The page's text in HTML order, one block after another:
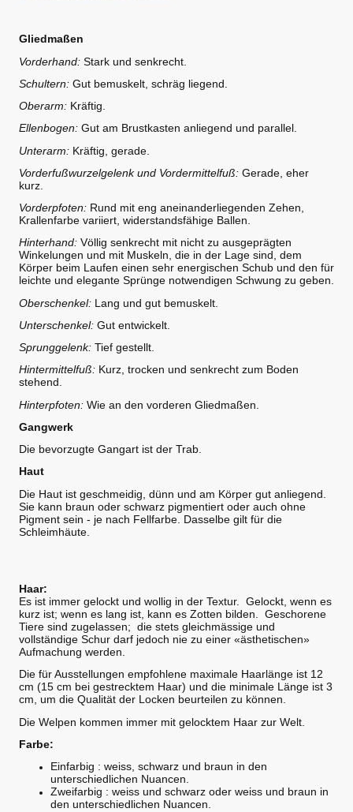
Gliedmaßen
Vorderhand: Stark und senkrecht.
Schultern: Gut bemuskelt, schräg liegend.
Oberarm: Kräftig.
Ellenbogen: Gut am Brustkasten anliegend und parallel.
Unterarm: Kräftig, gerade.
Vorderfußwurzelgelenk und Vordermittelfuß: Gerade, eher
kurz.
Vorderpfoten: Rund mit eng aneinanderliegenden Zehen,
Krallenfarbe variiert, widerstandsfähige Ballen.
Hinterhand: Völlig senkrecht mit nicht zu ausgeprägten
Winkelungen und mit Muskeln, die in der Lage sind, dem
Körper beim Laufen einen sehr energischen Schub und den für
leichte und elegante Sprünge notwendigen Schwung zu geben.
Oberschenkel: Lang und gut bemuskelt.
Unterschenkel: Gut entwickelt.
Sprunggelenk: Tief gestellt.
Hintermittelfuß: Kurz, trocken und senkrecht zum Boden
stehend.
Hinterpfoten: Wie an den vorderen Gliedmaßen.
Gangwerk
Die bevorzugte Gangart ist der Trab.
Haut
Die Haut ist geschmeidig, dünn und am Körper gut anliegend.
Sie kann braun oder schwarz pigmentiert oder auch ohne
Pigment sein - je nach Fellfarbe. Dasselbe gilt für die
Schleimhäute.
Haar:
Es ist immer gelockt und wollig in der Textur. Gelockt, wenn es
kurz ist; wenn es lang ist, kann es Zotten bilden. Geschorene
Tiere sind zugelassen; die stets gleichmässige und
vollständige Schur darf jedoch nie zu einer «ästhetischen»
Aufmachung werden.
Die für Ausstellungen empfohlene maximale Haarlänge ist 12
cm (15 cm bei gestrecktem Haar) und die minimale Länge ist 3
cm, um die Qualität der Locken beurteilen zu können.
Die Welpen kommen immer mit gelocktem Haar zur Welt.
Farbe:
Einfarbig : weiss, schwarz und braun in den
unterschiedlichen Nuancen.
Zweifarbig : weiss und schwarz oder weiss und braun in
den unterschiedlichen Nuancen.